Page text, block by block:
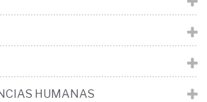
HUMANAS